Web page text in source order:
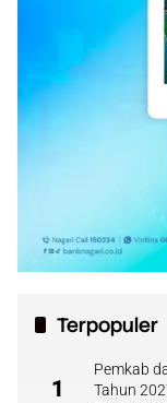
Terpopuler
1
Pemkab
Tahun